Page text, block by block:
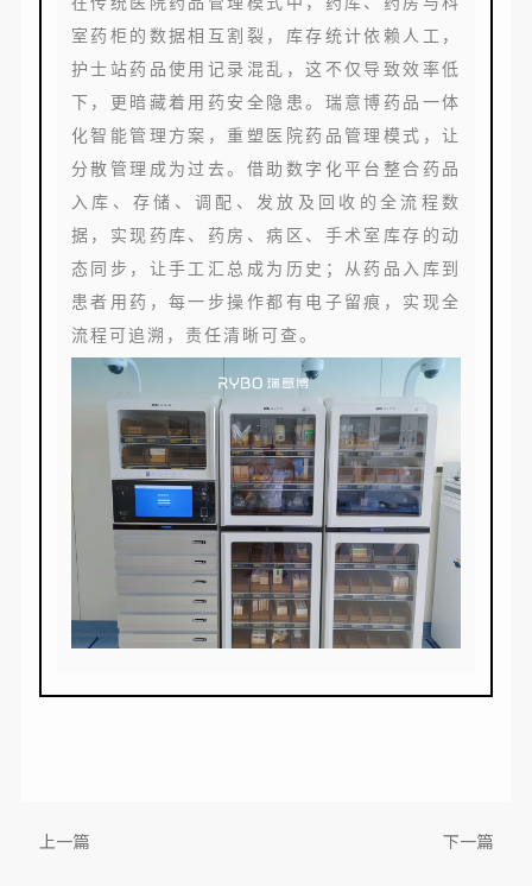
室药柜的数据相互割裂，库存统计依赖人工，
护士站药品使用记录混乱，这不仅导致效率低
下，更暗藏着用药安全隐患。瑞意博药品一体
化智能管理方案，重塑医院药品管理模式，让
分散管理成为过去。借助数字化平台整合药品
入库、存储、调配、发放及回收的全流程数
据，实现药库、药房、病区、手术室库存的动
态同步，让手工汇总成为历史；从药品入库到
患者用药，每一步操作都有电子留痕，实现全
流程可追溯，责任清晰可查。
上一篇 下一篇